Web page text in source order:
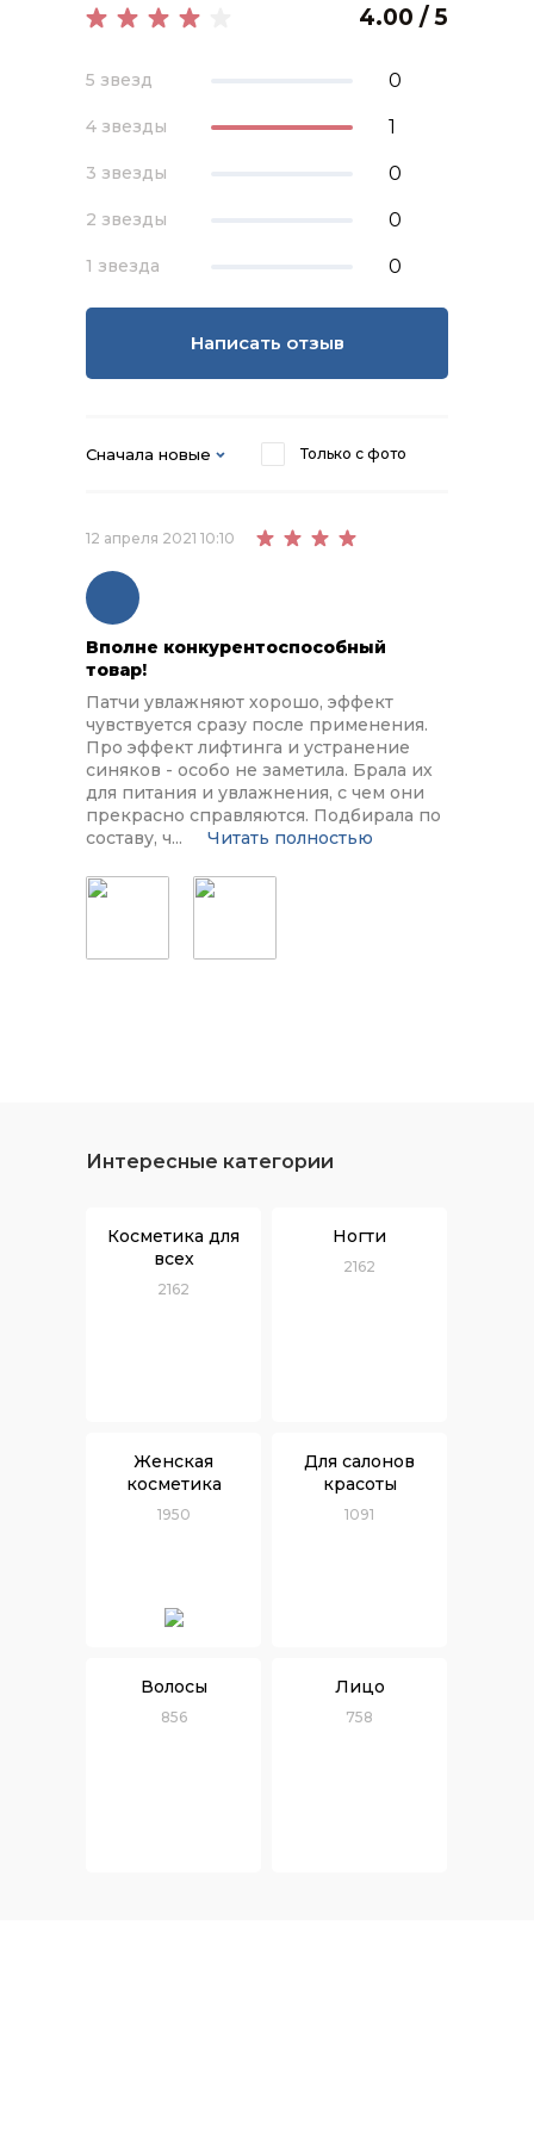
4.00 / 5
5 звезд 0
4 звезды 1
3 звезды 0
2 звезды 0
1 звезда 0
Написать отзыв
Сначала новые Только с фото
12 апреля 2021 10:10
Вполне конкурентоспособный
товар!
Патчи увлажняют хорошо, эффект
чувствуется сразу после применения.
Про эффект лифтинга и устранение
синяков - особо не заметила. Брала их
для питания и увлажнения, с чем они
прекрасно справляются. Подбирала по
составу, ч... Читать полностью
Интересные категории
Косметика для
всех
2162
Ногти
2162
Женская
косметика
1950
Для салонов
красоты
1091
Волосы
856
Лицо
758